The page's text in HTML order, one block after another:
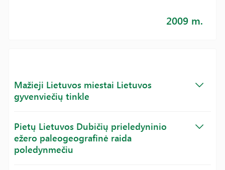
2009 m.
Mažieji Lietuvos miestai Lietuvos
gyvenviečių tinkle
Pietų Lietuvos Dubičių prieledyninio
ežero paleogeografinė raida
poledynmečiu